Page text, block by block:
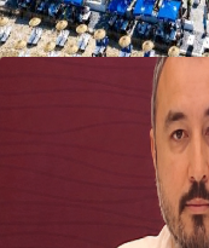
08 Ağustos 2026